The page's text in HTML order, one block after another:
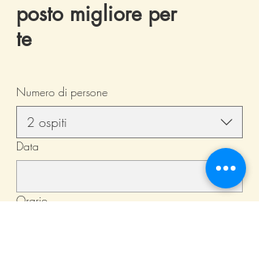
posto migliore per
te
Numero di persone
2 ospiti
Data
Orario